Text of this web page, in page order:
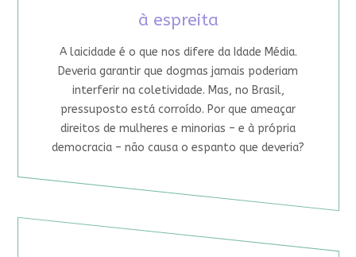
à espreita
A laicidade é o que nos difere da Idade Média.
Deveria garantir que dogmas jamais poderiam
interferir na coletividade. Mas, no Brasil,
pressuposto está corroído. Por que ameaçar
direitos de mulheres e minorias – e à própria
democracia – não causa o espanto que deveria?